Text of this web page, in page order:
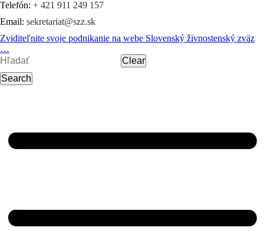
Telefón: + 421 911 249 157
Email: sekretariat@szz.sk
Zviditeľnite svoje podnikanie na webe Slovenský živnostenský zväz
…
Clear
Search